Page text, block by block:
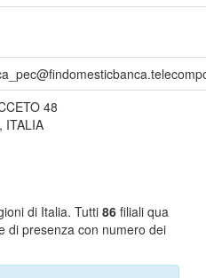
48
ITALIA
di Italia. Tutti 86 filiali qua
di presenza con numero dei